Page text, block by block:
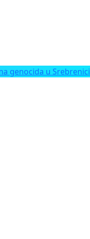
genocida u Srebrenici